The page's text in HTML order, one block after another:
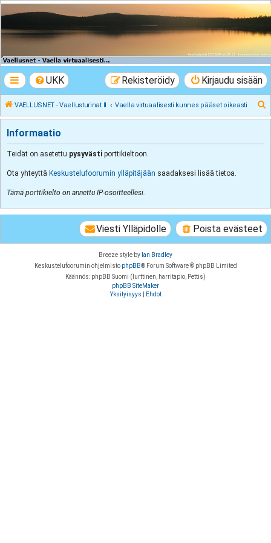
VAELLUSNET -
Vaellusturinat II
UKK Kirjaudu sisään
Rekisteröidy
VAELLUSNET - Vaellusturinat II Vaella virtuaalisesti kunnes pääset oikeasti
t
Informaatio
Teidät on asetettu pysyvästi porttikieltoon.
Ota yhteyttä Keskustelufoorumin ylläpitäjään saadaksesi lisää tietoa.
Tämä porttikielto on annettu IP-osoitteellesi.
Poista evästeet
Viesti Ylläpidolle
Breeze style by Ian Bradley
Keskustelufoorumin ohjelmisto phpBB® Forum Software © phpBB Limited
Käännös: phpBB Suomi (lurttinen, harritapio, Pettis)
phpBB SiteMaker
Yksityisyys
Ehdot